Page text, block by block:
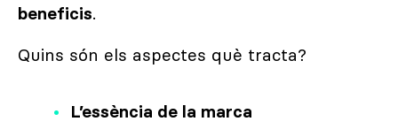
beneficis.
Quins són els aspectes què tracta?
L’essència de la marca